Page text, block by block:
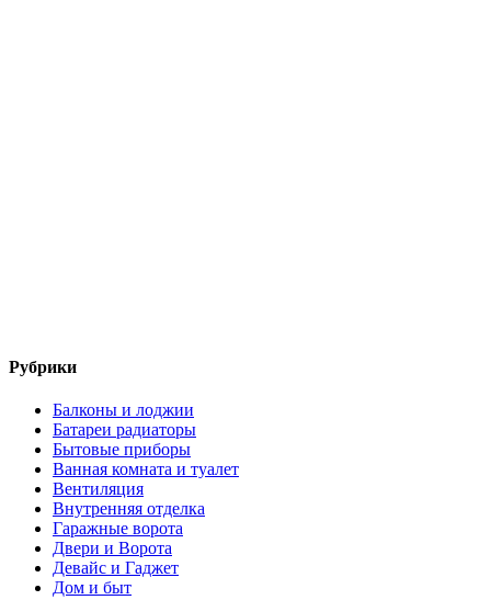
Рубрики
Балконы и лоджии
Батареи радиаторы‎
Бытовые приборы
Ванная комната и туалет
Вентиляция
Внутренняя отделка
Гаражные ворота
Двери и Ворота
Девайс и Гаджет
Дом и быт